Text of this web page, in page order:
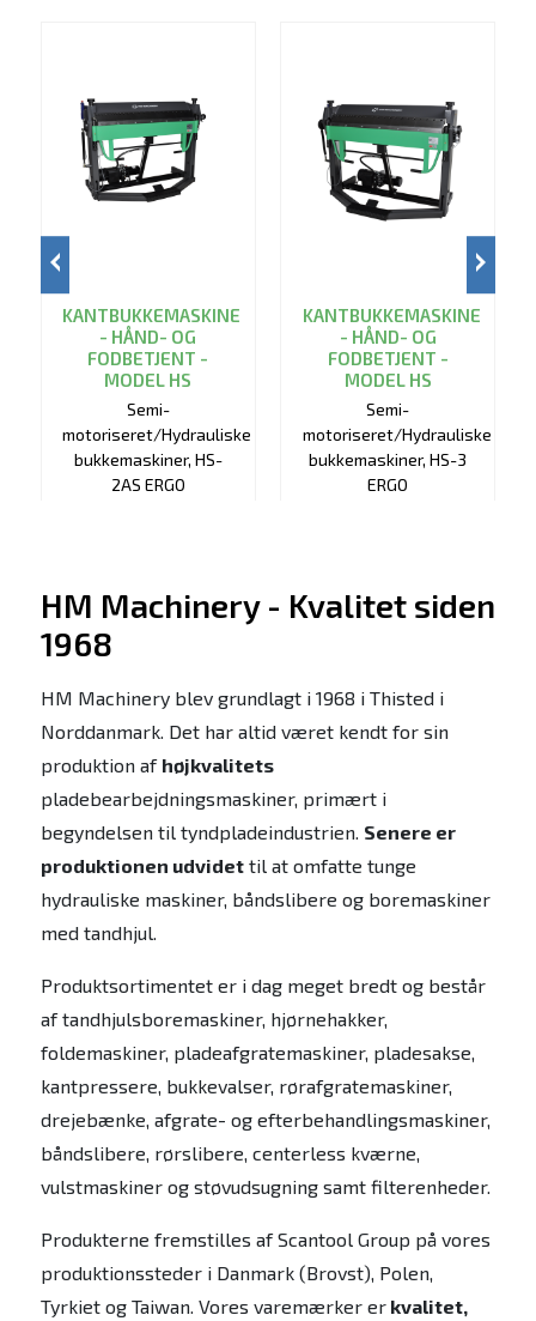
KANTBUKKEMASKINE
- HÅND- OG
FODBETJENT -
MODEL HS
Semi-
motoriseret/Hydrauliske
bukkemaskiner, HS-
2AS ERGO
KANTBUKKEMASKINE
- HÅND- OG
FODBETJENT -
MODEL HS
Semi-
motoriseret/Hydrauliske
bukkemaskiner, HS-3
ERGO
HM Machinery - Kvalitet siden
1968
HM Machinery blev grundlagt i 1968 i Thisted i
Norddanmark. Det har altid været kendt for sin
produktion af højkvalitets
pladebearbejdningsmaskiner, primært i
begyndelsen til tyndpladeindustrien. Senere er
produktionen udvidettil at omfatte tunge
hydrauliske maskiner, båndslibere og boremaskiner
med tandhjul.
Produktsortimentet er i dag meget bredt og består
af tandhjulsboremaskiner, hjørnehakker,
foldemaskiner, pladeafgratemaskiner, pladesakse,
kantpressere, bukkevalser, rørafgratemaskiner,
drejebænke, afgrate- og efterbehandlingsmaskiner,
båndslibere, rørslibere, centerless kværne,
vulstmaskiner og støvudsugning samt filterenheder.
Produkterne fremstilles af Scantool Group på vores
produktionssteder i Danmark (Brovst), Polen,
Tyrkiet og Taiwan. Vores varemærker erkvalitet,